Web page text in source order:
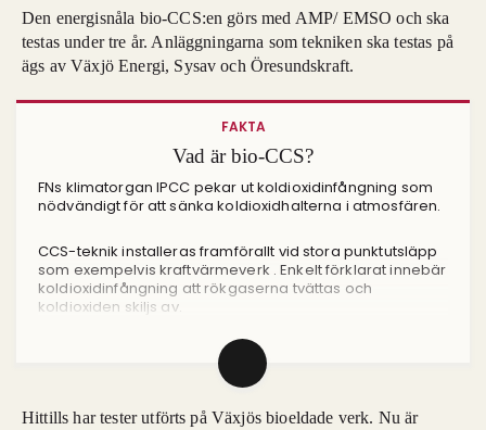
Den energisnåla bio-CCS:en görs med AMP/ EMSO och ska
testas under tre år. Anläggningarna som tekniken ska testas på
ägs av Växjö Energi, Sysav och Öresundskraft.
FAKTA
Vad är bio-CCS?
FNs klimatorgan IPCC pekar ut koldioxidinfångning som
nödvändigt för att sänka koldioxidhalterna i atmosfären.
CCS-teknik installeras framförallt vid stora punktutsläpp
som exempelvis kraftvärmeverk . Enkelt förklarat innebär
koldioxidinfångning att rökgaserna tvättas och
koldioxiden skiljs av.
Hittills har tester utförts på Växjös bioeldade verk. Nu är